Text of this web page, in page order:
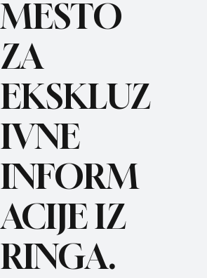
REC
MESTO
ZA
EKSKLUZ
IVNE
INFORM
ACIJE IZ
RINGA.